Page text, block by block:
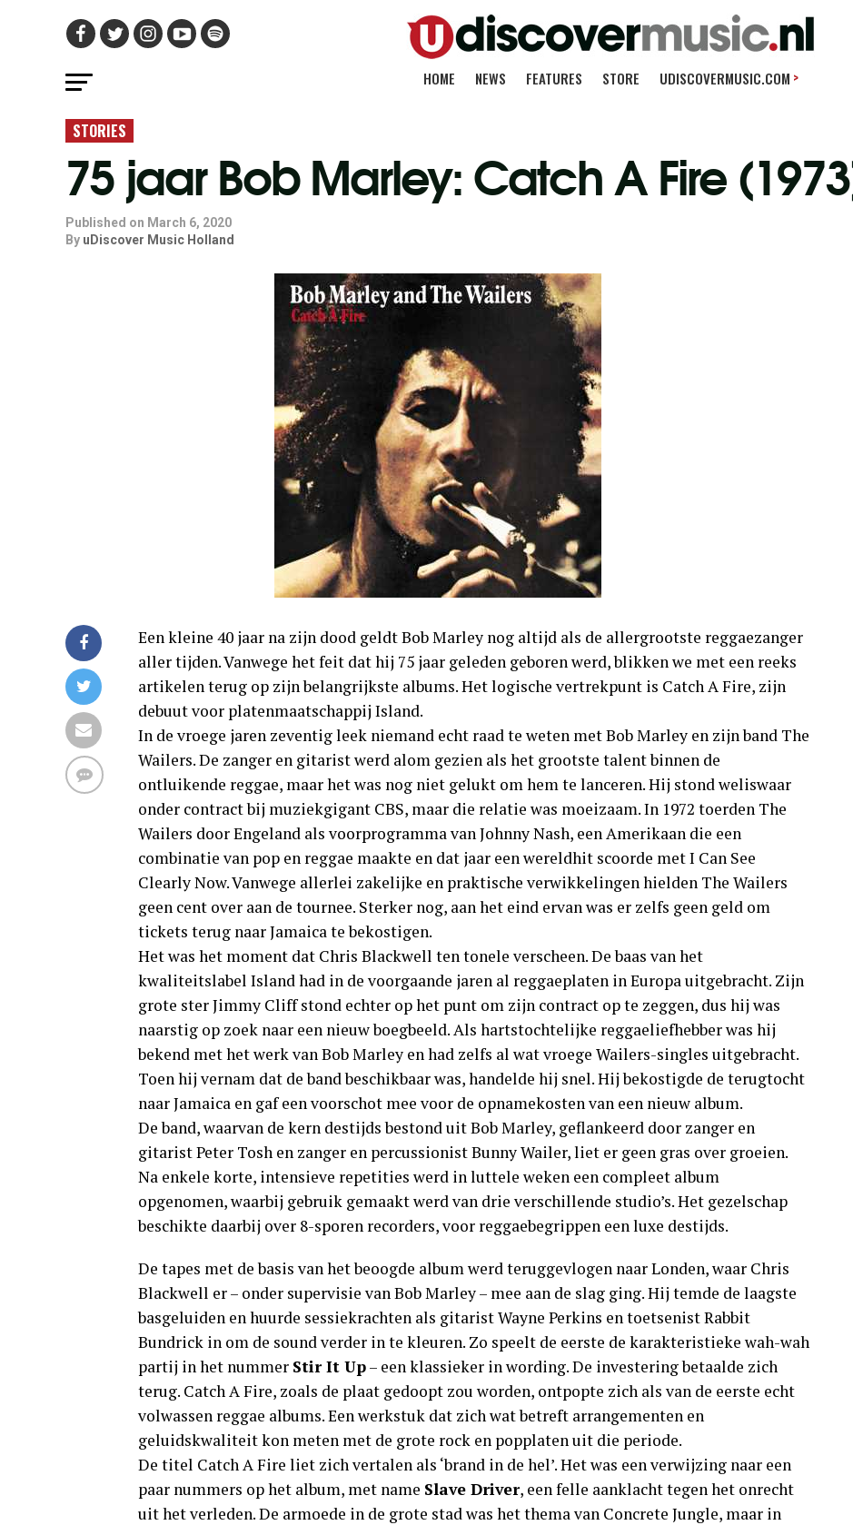
HOME NEWS FEATURES STORE UDISCOVERMUSIC.COM >
STORIES
75 jaar Bob Marley: Catch A Fire
Published on March 6, 2020
By uDiscover Music Holland
Een kleine 40 jaar na zijn dood geldt Bob Marley nog altijd als de allergrootste reggaezanger
aller tijden. Vanwege het feit dat hij 75 jaar geleden geboren werd, blikken we met een reeks
artikelen terug op zijn belangrijkste albums. Het logische vertrekpunt is Catch A Fire, zijn
debuut voor platenmaatschappij Island.
In de vroege jaren zeventig leek niemand echt raad te weten met Bob Marley en zijn band The
Wailers. De zanger en gitarist werd alom gezien als het grootste talent binnen de
ontluikende reggae, maar het was nog niet gelukt om hem te lanceren. Hij stond weliswaar
onder contract bij muziekgigant CBS, maar die relatie was moeizaam. In 1972 toerden The
Wailers door Engeland als voorprogramma van Johnny Nash, een Amerikaan die een
combinatie van pop en reggae maakte en dat jaar een wereldhit scoorde met I Can See
Clearly Now. Vanwege allerlei zakelijke en praktische verwikkelingen hielden The Wailers
geen cent over aan de tournee. Sterker nog, aan het eind ervan was er zelfs geen geld om
tickets terug naar Jamaica te bekostigen.
Het was het moment dat Chris Blackwell ten tonele verscheen. De baas van het
kwaliteitslabel Island had in de voorgaande jaren al reggaeplaten in Europa uitgebracht. Zijn
grote ster Jimmy Cliff stond echter op het punt om zijn contract op te zeggen, dus hij was
naarstig op zoek naar een nieuw boegbeeld. Als hartstochtelijke reggaeliefhebber was hij
bekend met het werk van Bob Marley en had zelfs al wat vroege Wailers-singles uitgebracht.
Toen hij vernam dat de band beschikbaar was, handelde hij snel. Hij bekostigde de terugtocht
naar Jamaica en gaf een voorschot mee voor de opnamekosten van een nieuw album.
De band, waarvan de kern destijds bestond uit Bob Marley, geflankeerd door zanger en
gitarist Peter Tosh en zanger en percussionist Bunny Wailer, liet er geen gras over groeien.
Na enkele korte, intensieve repetities werd in luttele weken een compleet album
opgenomen, waarbij gebruik gemaakt werd van drie verschillende studio’s. Het gezelschap
beschikte daarbij over 8-sporen recorders, voor reggaebegrippen een luxe destijds.
De tapes met de basis van het beoogde album werd teruggevlogen naar Londen, waar Chris
Blackwell er – onder supervisie van Bob Marley – mee aan de slag ging. Hij temde de laagste
basgeluiden en huurde sessiekrachten als gitarist Wayne Perkins en toetsenist Rabbit
Bundrick in om de sound verder in te kleuren. Zo speelt de eerste de karakteristieke wah-wah
partij in het nummer Stir It Up– een klassieker in wording. De investering betaalde zich
terug. Catch A Fire, zoals de plaat gedoopt zou worden, ontpopte zich als van de eerste echt
volwassen reggae albums. Een werkstuk dat zich wat betreft arrangementen en
geluidskwaliteit kon meten met de grote rock en popplaten uit die periode.
De titel Catch A Fire liet zich vertalen als ‘brand in de hel’. Het was een verwijzing naar een
paar nummers op het album, met name Slave Driver, een felle aanklacht tegen het onrecht
uit het verleden. De armoede in de grote stad was het thema van Concrete Jungle, maar in